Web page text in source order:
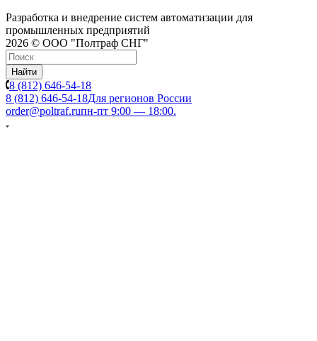
Разработка и внедрение систем автоматизации для
промышленных предприятий
2026 © ООО "Полтраф СНГ"
Найти
8 (812) 646-54-18
8 (812) 646-54-18Для регионов России
order@poltraf.ruпн-пт 9:00 — 18:00.